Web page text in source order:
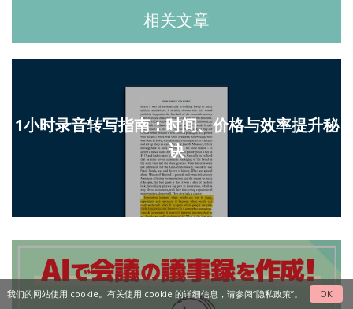
相关文章
1小时录音转写指南：时间、价格与效率提升秘
诀
我们的网站使用 cookie。有关使用 cookie 的详细信息，请参阅“隐私政策”。 OK